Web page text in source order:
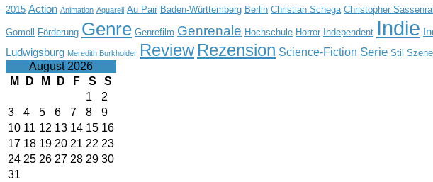
2015 Action Animation Aquarell Au Pair Baden-Württemberg Berlin Christian Schega Christopher
Gomoll Förderung Genre Genrefilm Genrenale Hochschule Horror Independent Indie
Ludwigsburg Meredith Burkholder Review Rezension Science-Fiction Serie Stil
August 2026
M
D M D F S
S
1
2
3
4 5 6 7 8
9
10 11 12 13 14 15 16
17 18 19 20 21 22 23
24 25 26 27 28 29 30
31